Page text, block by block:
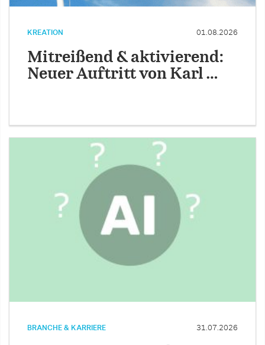
KREATION 01.08.2026
Mitreißend & aktivierend:
Neuer Auftritt von Karl …
BRANCHE & KARRIERE 31.07.2026